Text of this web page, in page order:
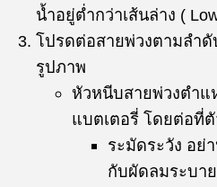
น้ำอยู่ต่ำกว่าเส้นล่าง (
โปรดต่อสายพ่วงตามลำดั
รูปภาพ
หัวหนีบสายพ่วงตำแ
แบตเตอรี่ โดยต่อที่
ระมัดระวัง อย่
กับผัดลมระบา